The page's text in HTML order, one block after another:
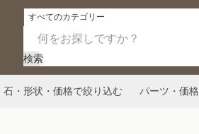
検索
石・形状・価格で絞り込む パーツ・価